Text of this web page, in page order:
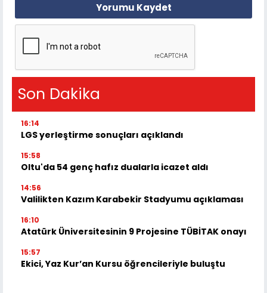
Yorumu Kaydet
Son Dakika
16:14
LGS yerleştirme sonuçları açıklandı
15:58
Oltu'da 54 genç hafız dualarla icazet aldı
14:56
Valilikten Kazım Karabekir Stadyumu açıklaması
16:10
Atatürk Üniversitesinin 9 Projesine TÜBİTAK onayı
15:57
Ekici, Yaz Kur’an Kursu öğrencileriyle buluştu